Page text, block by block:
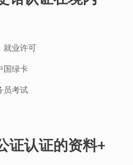
就业许可
国绿卡
员考试
证认证的资料+